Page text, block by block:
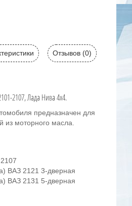
Отзывов (0)
2107, Лада Нива 4х4.
предназначен для
из моторного масла.
ВАЗ 2121 3-дверная
ВАЗ 2131 5-дверная